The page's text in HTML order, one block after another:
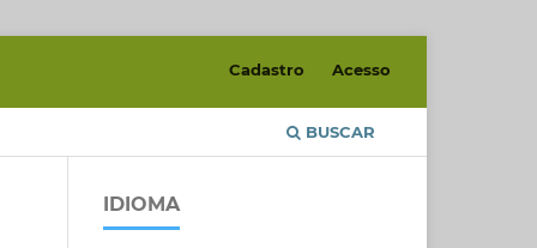
BUSCAR
Cadastro Acesso
IDIOMA